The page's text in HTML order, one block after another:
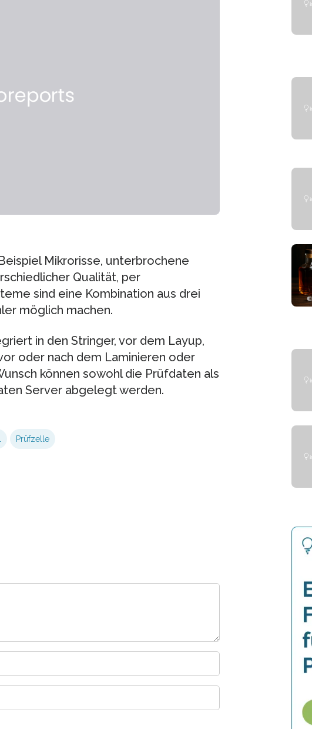
Mikrorisse, unterbrochene
Qualität, per
sind eine Kombination aus drei
möglich machen.
in den Stringer, vor dem Layup,
oder nach dem Laminieren oder
können sowohl die Prüfdaten als
Server abgelegt werden.
Prüfzelle